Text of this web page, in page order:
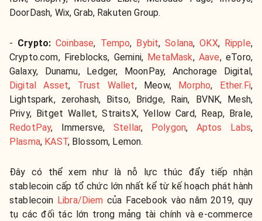
DoorDash, Wix, Grab, Rakuten Group.
- Crypto: Coinbase, Tempo, Bybit,Solana,OKX, Ripple,
Crypto.com, Fireblocks, Gemini, MetaMask,Aave, eToro,
Galaxy, Dunamu, Ledger, MoonPay, Anchorage Digital,
Digital Asset, Trust Wallet, Meow, Morpho, Ether.Fi,
Lightspark, zerohash, Bitso, Bridge, Rain, BVNK, Mesh,
Privy, Bitget Wallet, StraitsX, Yellow Card, Reap, Brale,
RedotPay, Immersve,Stellar, Polygon, Aptos Labs,
Plasma, KAST, Blossom, Lemon.
Đây có thể xem như là nỗ lực thúc đẩy tiếp nhận
stablecoin cấp tổ chức lớn nhất kể từ kế hoạch phát hành
stablecoin Libra/Diem của Facebook vào năm 2019, quy
tụ các đối tác lớn trong mảng tài chính và e-commerce